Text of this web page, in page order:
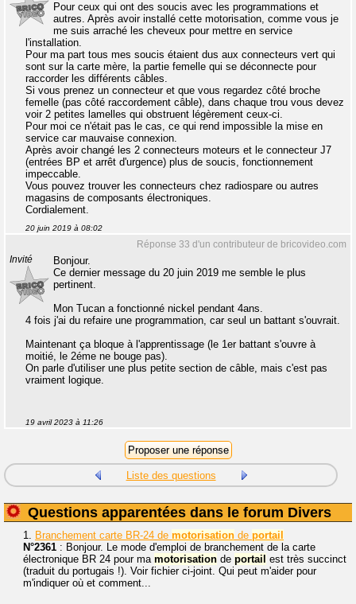
Pour ceux qui ont des soucis avec les programmations et
autres. Après avoir installé cette motorisation, comme vous je
me suis arraché les cheveux pour mettre en service
l'installation.
Pour ma part tous mes soucis étaient dus aux connecteurs vert qui
sont sur la carte mère, la partie femelle qui se déconnecte pour
raccorder les différents câbles.
Si vous prenez un connecteur et que vous regardez côté broche
femelle (pas côté raccordement câble), dans chaque trou vous devez
voir 2 petites lamelles qui obstruent légèrement ceux-ci.
Pour moi ce n'était pas le cas, ce qui rend impossible la mise en
service car mauvaise connexion.
Après avoir changé les 2 connecteurs moteurs et le connecteur J7
(entrées BP et arrêt d'urgence) plus de soucis, fonctionnement
impeccable.
Vous pouvez trouver les connecteurs chez radiospare ou autres
magasins de composants électroniques.
Cordialement.
20 juin 2019 à 08:02
Réponse 33 d'un contributeur de bricovideo.com
Invité
Bonjour.
Ce dernier message du 20 juin 2019 me semble le plus
pertinent.
Mon Tucan a fonctionné nickel pendant 4ans.
4 fois j'ai du refaire une programmation, car seul un battant s'ouvrait.
Maintenant ça bloque à l'apprentissage (le 1er battant s'ouvre à
moitié, le 2éme ne bouge pas).
On parle d'utiliser une plus petite section de câble, mais c'est pas
vraiment logique.
19 avril 2023 à 11:26
Liste des questions
Questions apparentées dans le forum Divers
1. Branchement carte BR-24 de motorisation de portail
N°2361 : Bonjour. Le mode d'emploi de branchement de la carte
électronique BR 24 pour ma motorisation de portail est très succinct
(traduit du portugais !). Voir fichier ci-joint. Qui peut m'aider pour
m'indiquer où et comment...